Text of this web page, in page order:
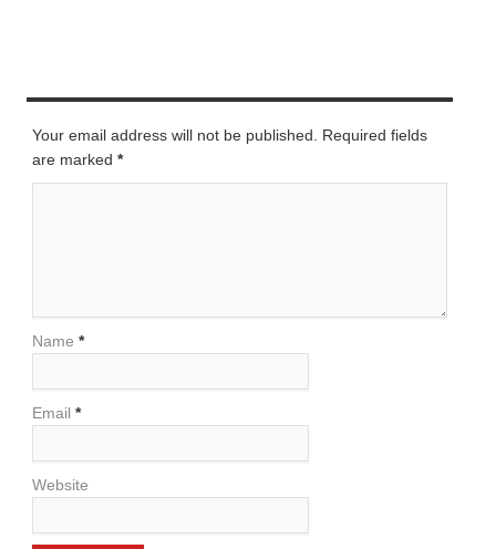
Your email address will not be published. Required fields
are marked *
Name *
Email *
Website